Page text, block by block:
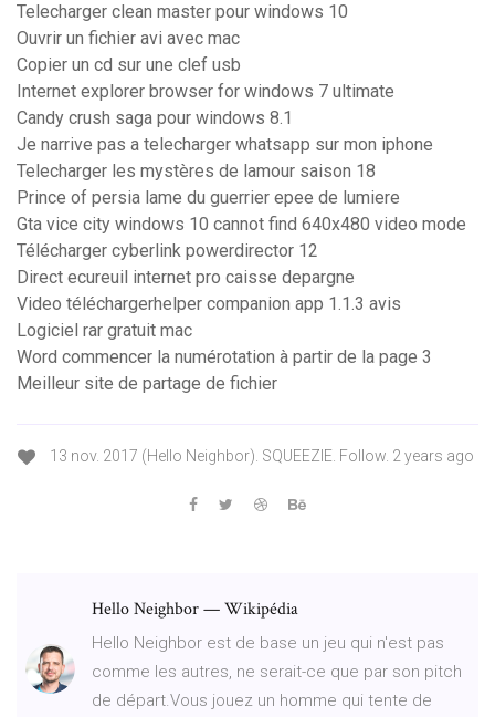
Telecharger clean master pour windows 10
Ouvrir un fichier avi avec mac
Copier un cd sur une clef usb
Internet explorer browser for windows 7 ultimate
Candy crush saga pour windows 8.1
Je narrive pas a telecharger whatsapp sur mon iphone
Telecharger les mystères de lamour saison 18
Prince of persia lame du guerrier epee de lumiere
Gta vice city windows 10 cannot find 640x480 video mode
Télécharger cyberlink powerdirector 12
Direct ecureuil internet pro caisse depargne
Video téléchargerhelper companion app 1.1.3 avis
Logiciel rar gratuit mac
Word commencer la numérotation à partir de la page 3
Meilleur site de partage de fichier
13 nov. 2017 (Hello Neighbor). SQUEEZIE. Follow. 2 years ago
Hello Neighbor — Wikipédia
Hello Neighbor est de base un jeu qui n'est pas
comme les autres, ne serait-ce que par son pitch
de départ.Vous jouez un homme qui tente de